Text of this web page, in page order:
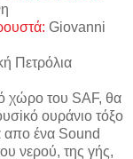
: Giovanni
Πετρόλια
χώρο του SAF, θα
ουράνιο τόξο
απο ένα Sound
νερού, της γής,